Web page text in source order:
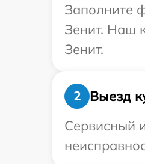
Заполните
Зенит. Наш
Зенит.
2
Выезд
Сервисный